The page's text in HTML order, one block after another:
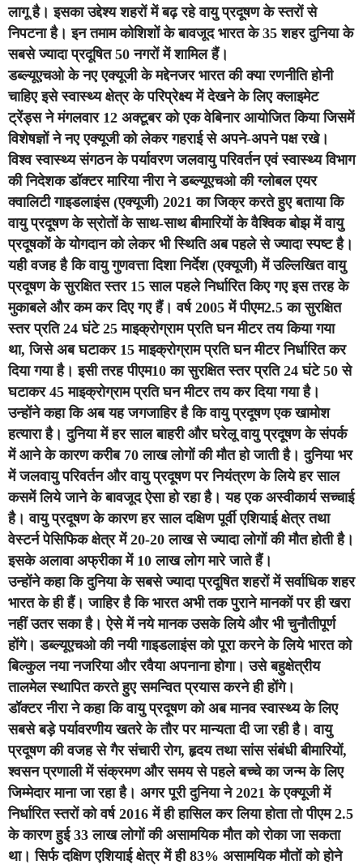
लागू है। इसका उद्देश्य शहरों में बढ़ रहे वायु प्रदूषण के स्तरों से
निपटना है। इन तमाम कोशिशों के बावजूद भारत के 35 शहर दुनिया के
सबसे ज्यादा प्रदूषित 50 नगरों में शामिल हैं।
डब्ल्यूएचओ के नए एक्यूजी के मद्देनजर भारत की क्या रणनीति होनी
चाहिए इसे स्वास्थ्य क्षेत्र के परिप्रेक्ष्य में देखने के लिए क्लाइमेट
ट्रेंड्स ने मंगलवार 12 अक्टूबर को एक वेबिनार आयोजित किया जिसमें
विशेषज्ञों ने नए एक्यूजी को लेकर गहराई से अपने-अपने पक्ष रखे।
विश्व स्वास्थ्य संगठन के पर्यावरण जलवायु परिवर्तन एवं स्वास्थ्य विभाग
की निदेशक डॉक्टर मारिया नीरा ने डब्ल्यूएचओ की ग्लोबल एयर
क्वालिटी गाइडलाइंस (एक्यूजी) 2021 का जिक्र करते हुए बताया कि
वायु प्रदूषण के स्रोतों के साथ-साथ बीमारियों के वैश्विक बोझ में वायु
प्रदूषकों के योगदान को लेकर भी स्थिति अब पहले से ज्यादा स्पष्ट है।
यही वजह है कि वायु गुणवत्ता दिशा निर्देश (एक्यूजी) में उल्लिखित वायु
प्रदूषण के सुरक्षित स्तर 15 साल पहले निर्धारित किए गए इस तरह के
मुकाबले और कम कर दिए गए हैं। वर्ष 2005 में पीएम2.5 का सुरक्षित
स्‍तर प्रति 24 घंटे 25 माइक्रोग्राम प्रति घन मीटर तय किया गया
था, जिसे अब घटाकर 15 माइक्रोग्राम प्रति घन मीटर निर्धारित कर
दिया गया है। इसी तरह पीएम10 का सुरक्षित स्‍तर प्रति 24 घंटे 50 से
घटाकर 45 माइक्रोग्राम प्रति घन मीटर तय कर दिया गया है।
उन्‍होंने कहा कि अब यह जगजाहिर है कि वायु प्रदूषण एक खामोश
हत्यारा है। दुनिया में हर साल बाहरी और घरेलू वायु प्रदूषण के संपर्क
में आने के कारण करीब 70 लाख लोगों की मौत हो जाती है। दुनिया भर
में जलवायु परिवर्तन और वायु प्रदूषण पर नियंत्रण के लिये हर साल
कसमें लिये जाने के बावजूद ऐसा हो रहा है। यह एक अस्‍वीकार्य सच्‍चाई
है। वायु प्रदूषण के कारण हर साल दक्षिण पूर्वी एशियाई क्षेत्र तथा
वेस्टर्न पेसिफिक क्षेत्र में 20-20 लाख से ज्यादा लोगों की मौत होती है।
इसके अलावा अफ्रीका में 10 लाख लोग मारे जाते हैं।
उन्‍होंने कहा कि दुनिया के सबसे ज्‍यादा प्रदूषित शहरों में सर्वाधिक शहर
भारत के ही हैं। जाहिर है कि भारत अभी तक पुराने मानकों पर ही खरा
नहीं उतर सका है। ऐसे में नये मानक उसके लिये और भी चुनौतीपूर्ण
होंगे। डब्‍ल्‍यूएचओ की नयी गाइडलाइंस को पूरा करने के लिये भारत को
बिल्‍कुल नया नजरिया और रवैया अपनाना होगा। उसे बहुक्षेत्रीय
तालमेल स्‍थापित करते हुए समन्वित प्रयास करने ही होंगे।
डॉक्‍टर नीरा ने कहा कि वायु प्रदूषण को अब मानव स्वास्थ्य के लिए
सबसे बड़े पर्यावरणीय खतरे के तौर पर मान्यता दी जा रही है।‍ वायु
प्रदूषण की वजह से गैर संचारी रोग, हृदय तथा सांस संबंधी बीमारियों,
श्वसन प्रणाली में संक्रमण और समय से पहले बच्चे का जन्म के लिए
जिम्मेदार माना जा रहा है। अगर पूरी दुनिया ने 2021 के एक्यूजी में
निर्धारित स्तरों को वर्ष 2016 में ही हासिल कर लिया होता तो पीएम 2.5
के कारण हुई 33 लाख लोगों की असामयिक मौत को रोका जा सकता
था। सिर्फ दक्षिण एशियाई क्षेत्र में ही 83% असामयिक मौतों को होने